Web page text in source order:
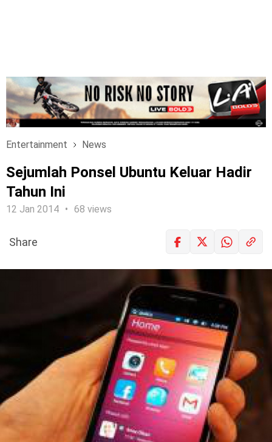
Entertainment News
Sejumlah Ponsel Ubuntu Keluar Hadir
Tahun Ini
12 Jan 2014 68 views
LOGIN
Share